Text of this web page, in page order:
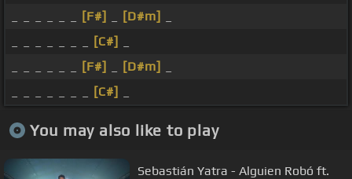
[F#] [D#m]
[C#]
[F#] [D#m]
[C#]
You may also like to play
Sebastián Yatra - Alguien Robó ft.